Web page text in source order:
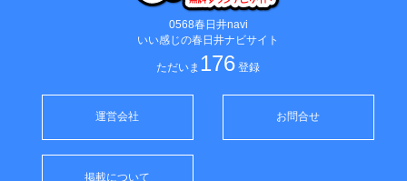
0568春日井navi
いい感じの春日井ナビサイト
ただいま 176 登録
運営会社 お問合せ
掲載について